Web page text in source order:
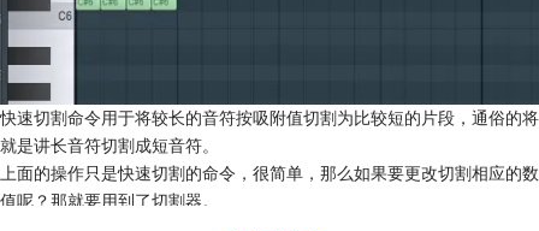
快速切割命令用于将较长的音符按吸附值切割为比较短的片段，通俗的将
就是讲长音符切割成短音符。
上面的操作只是快速切割的命令，很简单，那么如果要更改切割相应的数
值呢？那就要用到了切割器。